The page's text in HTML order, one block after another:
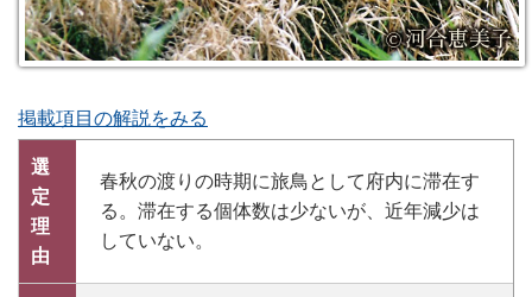
掲載項目の解説をみる
選
定
理
由
春秋の渡りの時期に旅鳥として府内に滞在す
る。滞在する個体数は少ないが、近年減少は
していない。